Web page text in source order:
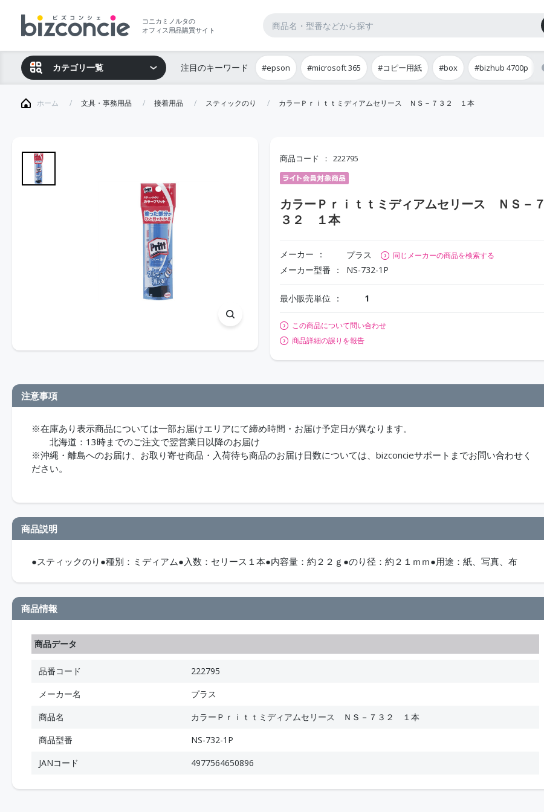
コニカミノルタの
オフィス用品購買サイト
カテゴリ一覧 注目のキーワード #epson #microsoft 365 #コピー用紙 #box #bizhub 4700p
ホーム 文具・事務用品 接着用品 スティックのり カラーＰｒｉｔｔミディアムセリース ＮＳ－７３２ １本
商品コード 222795
カラーＰｒｉｔｔミディアムセリース ＮＳ－７
３２ １本
メーカー プラス 同じメーカーの商品を検索する
メーカー型番 NS-732-1P
最小販売単位 1
この商品について問い合わせ
商品詳細の誤りを報告
注意事項
※在庫あり表示商品については一部お届けエリアにて締め時間・お届け予定日が異なります。
北海道：13時までのご注文で翌営業日以降のお届け
※沖縄・離島へのお届け、お取り寄せ商品・入荷待ち商品のお届け日数については、bizconcieサポートまでお問い合わせく
ださい。
商品説明
●スティックのり●種別：ミディアム●入数：セリース１本●内容量：約２２ｇ●のり径：約２１ｍｍ●用途：紙、写真、布
商品情報
商品データ
品番コード
222795
メーカー名
プラス
商品名
カラーＰｒｉｔｔミディアムセリース ＮＳ－７３２ １本
商品型番
NS-732-1P
JANコード
4977564650896